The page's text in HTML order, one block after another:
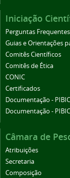
Iniciação
Perguntas Frequentes
Guias e Orientações
Comitês Científicos
Comitês de Ética
CONIC
Certificados
Documentação -
Documentação -
Câmara de
Atribuições
Secretaria
Composição